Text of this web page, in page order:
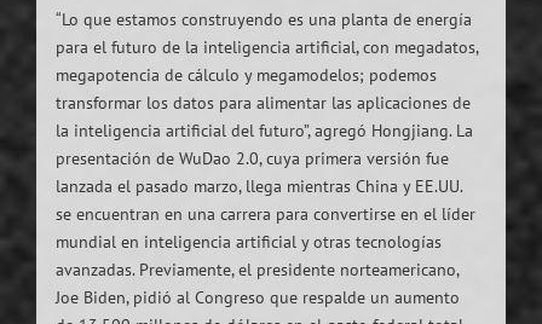
“Lo que estamos construyendo es una planta de energía
para el futuro de la inteligencia artificial, con megadatos,
megapotencia de cálculo y megamodelos; podemos
transformar los datos para alimentar las aplicaciones de
la inteligencia artificial del futuro”, agregó Hongjiang. La
presentación de WuDao 2.0, cuya primera versión fue
lanzada el pasado marzo, llega mientras China y EE.UU.
se encuentran en una carrera para convertirse en el líder
mundial en inteligencia artificial y otras tecnologías
avanzadas. Previamente, el presidente norteamericano,
Joe Biden, pidió al Congreso que respalde un aumento